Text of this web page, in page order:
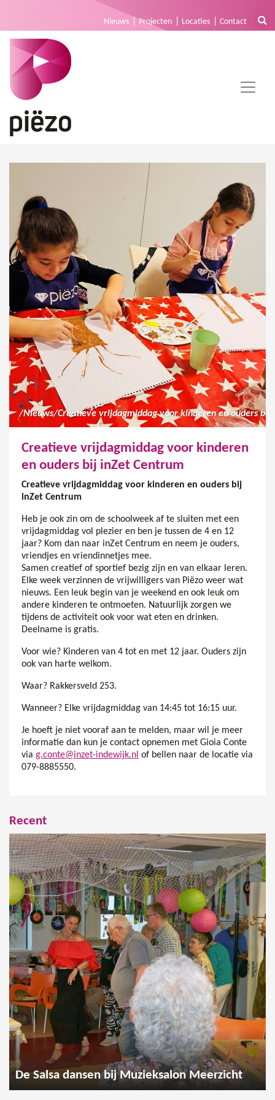
Nieuws Projecten Locaties Contact
/Nieuws/
Creatieve vrijdagmiddag voor kinderen
en ouders bij inZet Centrum
Creatieve vrijdagmiddag voor kinderen en ouders bij
inZet Centrum
Heb je ook zin om de schoolweek af te sluiten met een
vrijdagmiddag vol plezier en ben je tussen de 4 en 12
jaar? Kom dan naar inZet Centrum en neem je ouders,
vriendjes en vriendinnetjes mee.
Samen creatief of sportief bezig zijn en van elkaar leren.
Elke week verzinnen de vrijwilligers van Piëzo weer wat
nieuws. Een leuk begin van je weekend en ook leuk om
andere kinderen te ontmoeten. Natuurlijk zorgen we
tijdens de activiteit ook voor wat eten en drinken.
Deelname is gratis.
Voor wie? Kinderen van 4 tot en met 12 jaar. Ouders zijn
ook van harte welkom.
Waar? Rakkersveld 253.
Wanneer? Elke vrijdagmiddag van 14:45 tot 16:15 uur.
Je hoeft je niet vooraf aan te melden, maar wil je meer
informatie dan kun je contact opnemen met Gioia Conte
via g.conte@inzet-indewijk.nl of bellen naar de locatie via
079-8885550.
Recent
De Salsa dansen bij Muzieksalon Meerzicht